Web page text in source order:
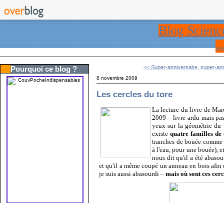
Blog
Pourquoi ce blog ? << Super-anniversaire, super-
8 novembre 2009
Les cercles du tore
La lecture du livre de
2009 – livre ardu mais
yeux sur la géométrie
existe quatre familles de
tranches de bouée
à l'eau, pour une bouée),
nous dit qu'il a été
et qu'il a même coupé un anneau en bois
je suis aussi abasourdi –mais où sont ces